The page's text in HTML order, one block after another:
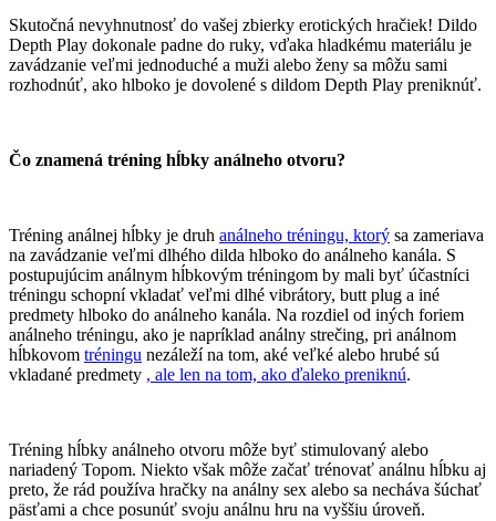
Skutočná nevyhnutnosť do vašej zbierky erotických hračiek! Dildo
Depth Play dokonale padne do ruky, vďaka hladkému materiálu je
zavádzanie veľmi jednoduché a muži alebo ženy sa môžu sami
rozhodnúť, ako hlboko je dovolené s dildom Depth Play preniknúť.
Čo znamená tréning hĺbky análneho otvoru?
Tréning análnej hĺbky je druh análneho tréningu, ktorý sa zameriava
na zavádzanie veľmi dlhého dilda hlboko do análneho kanála. S
postupujúcim análnym hĺbkovým tréningom by mali byť účastníci
tréningu schopní vkladať veľmi dlhé vibrátory, butt plug a iné
predmety hlboko do análneho kanála. Na rozdiel od iných foriem
análneho tréningu, ako je napríklad análny strečing, pri análnom
hĺbkovom tréningu nezáleží na tom, aké veľké alebo hrubé sú
vkladané predmety , ale len na tom, ako ďaleko preniknú.
Tréning hĺbky análneho otvoru môže byť stimulovaný alebo
nariadený Topom. Niekto však môže začať trénovať análnu hĺbku aj
preto, že rád používa hračky na análny sex alebo sa necháva šúchať
päsťami a chce posunúť svoju análnu hru na vyššiu úroveň.